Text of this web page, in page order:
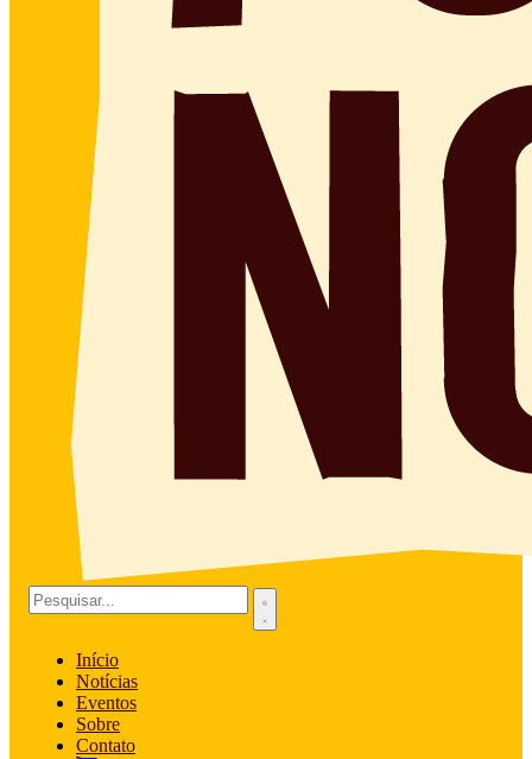
Início
Notícias
Eventos
Sobre
Contato